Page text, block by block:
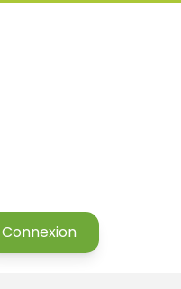
Connexion